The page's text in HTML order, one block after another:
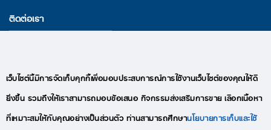
ติดต่อเรา
โทร : +66(0)95-409-9280
เว็บไซต์นี้มีการจัดเก็บคุกกี้เพื่อมอบประสบการณ์การใช้งานเว็บไซต์ของคุณให้ดี
ยิ่งขึ้น รวมถึงให้เราสามารถมอบข้อเสนอ กิจกรรมส่งเสริมการขาย เลือกเนื้อหา
ที่เหมาะสมให้กับคุณอย่างเป็นส่วนตัว ท่านสามารถศึกษานโยบายการเก็บและใช้